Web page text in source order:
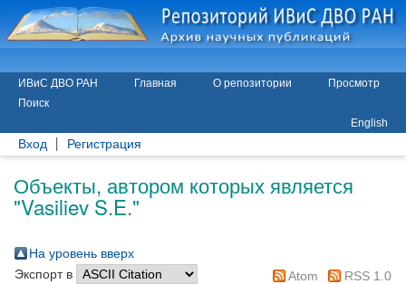
ИВиС ДВО РАН Главная О репозитории
Просмотр
Поиск
English
Вход Регистрация
Объекты, автором которых является
"Vasiliev S.E."
На уровень вверх
Экспорт в
Atom
RSS 1.0